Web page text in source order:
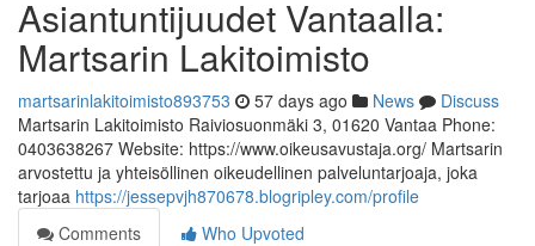
Asiantuntijuudet Vantaalla:
Martsarin Lakitoimisto
martsarinlakitoimisto893753 57 days ago News
Discuss
Martsarin Lakitoimisto Raiviosuonmäki 3, 01620 Vantaa Phone:
0403638267 Website: https://www.oikeusavustaja.org/ Martsarin
arvostettu ja yhteisöllinen oikeudellinen palveluntarjoaja, joka
tarjoaa https://jessepvjh870678.blogripley.com/profile
Comments
Who Upvoted